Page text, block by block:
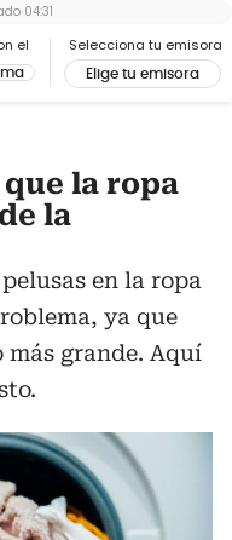
el Selecciona tu emisora
Elige tu emisora
04:31
la ropa
la
en la ropa
ya que
grande. Aquí